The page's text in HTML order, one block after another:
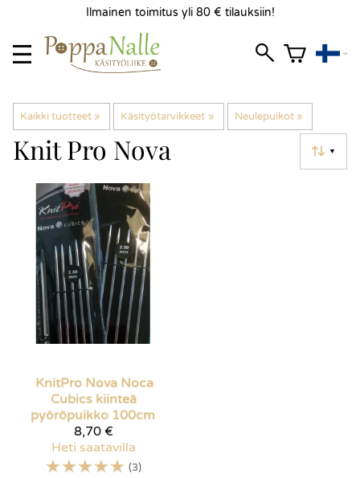
Ilmainen toimitus yli 80 € tilauksiin!
Kaikki tuotteet ‪» Käsityötarvikkeet ‪» Neulepuikot ‪»
▼
Knit Pro Nova
KnitPro Nova Noca
Cubics kiinteä
pyöröpuikko 100cm
8,70 €
Heti saatavilla
☆☆☆☆☆ (3)